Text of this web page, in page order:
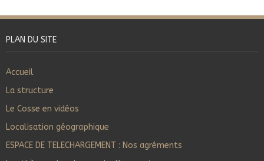
PLAN DU SITE
Accueil
La structure
Le Cosse en vidéos
Localisation géographique
ESPACE DE TELECHARGEMENT : Nos agréments